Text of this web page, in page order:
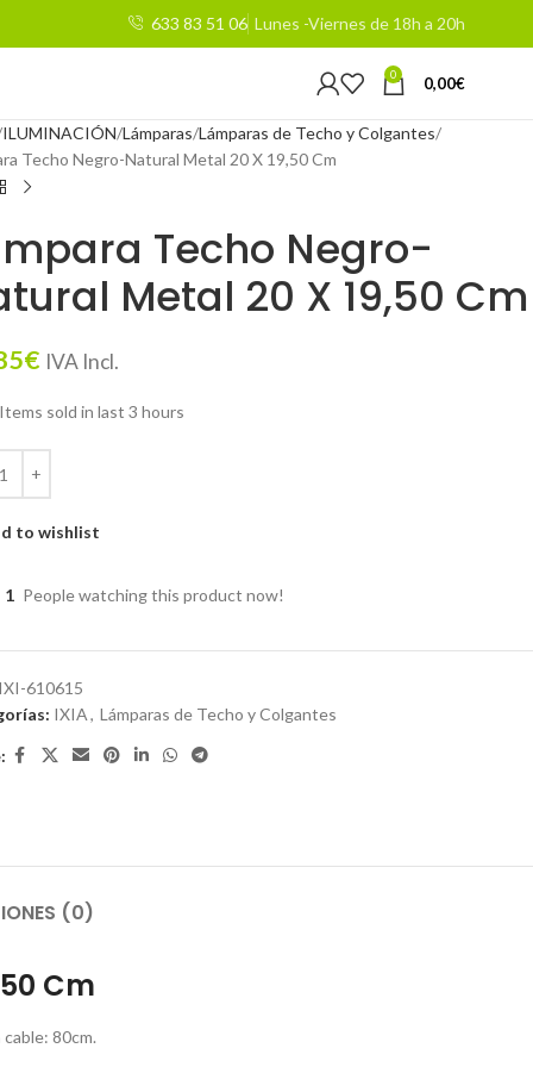
633 83 51 06 Lunes -Viernes de 18h a 20h
0 0,00€
ILUMINACIÓN Lámparas Lámparas de Techo y Colgantes
Techo Negro-Natural Metal 20 X 19,50 Cm
Techo Negro-
Metal 20 X 19,50 Cm
€ IVA Incl.
sold in last 3 hours
to wishlist
1 People watching this product now!
610615
IXIA, Lámparas de Techo y Colgantes
(0)
Cm
80cm.